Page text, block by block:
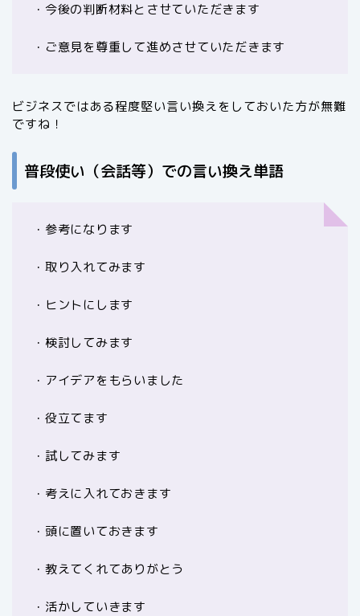
・今後の判断材料とさせていただきます
・ご意見を尊重して進めさせていただきます
ビジネスではある程度堅い言い換えをしておいた方が無難
ですね！
普段使い（会話等）での言い換え単語
・参考になります
・取り入れてみます
・ヒントにします
・検討してみます
・アイデアをもらいました
・役立てます
・試してみます
・考えに入れておきます
・頭に置いておきます
・教えてくれてありがとう
・活かしていきます